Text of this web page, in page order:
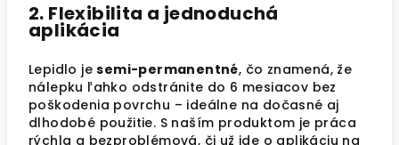
2. Flexibilita a jednoduchá
aplikácia
Lepidlo je semi-permanentné, čo znamená, že
nálepku ľahko odstránite do 6 mesiacov bez
poškodenia povrchu – ideálne na dočasné aj
dlhodobé použitie. S naším produktom je práca
rýchla a bezproblémová, či už ide o aplikáciu na